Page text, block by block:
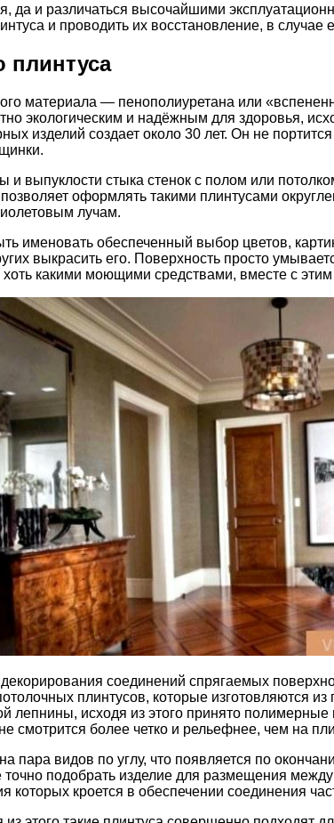
да и различаться высочайшими
и проводить их восстановление, в случае
плинтуса
материала — пенополиуретана или
экологическим и надёжным для здоровья,
изделий создает около 30 лет. Он не
выпуклости стыка стенок с полом или
позволяет оформлять такими плинтусами
лучам.
обеспеченный выбор цветов,
выкрасить его. Поверхность просто
какими моющими средствами, вместе с этим
соединений спрягаемых
плинтусов, которые изготовляются
лепнины, исходя из этого принято
смотрится более четко и рельефнее, чем на
пара видов по углу, что появляется по
подобрать изделие для размещения
кроется в обеспечении соединения